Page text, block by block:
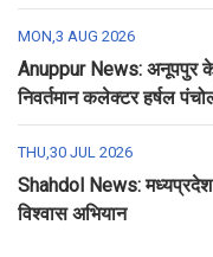
MON,3 AUG 2026
Anuppur News: अनूपपुर
निवर्तमान कलेक्टर हर्षल
THU,30 JUL 2026
Shahdol News:
विश्वास अभियान